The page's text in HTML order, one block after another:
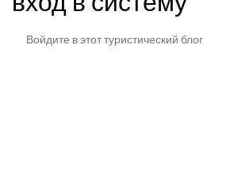
Войдите в этот туристический блог